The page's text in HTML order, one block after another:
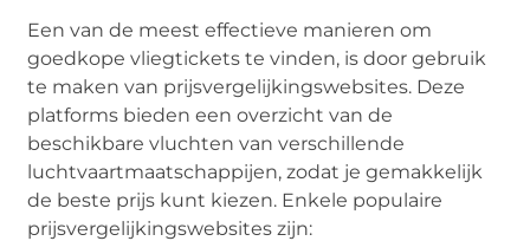
Een van de meest effectieve manieren om
goedkope vliegtickets te vinden, is door gebruik
te maken van prijsvergelijkingswebsites. Deze
platforms bieden een overzicht van de
beschikbare vluchten van verschillende
luchtvaartmaatschappijen, zodat je gemakkelijk
de beste prijs kunt kiezen. Enkele populaire
prijsvergelijkingswebsites zijn: